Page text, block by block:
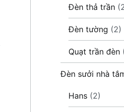
Đèn thả trần
Đèn tường (2)
Quạt trần đèn
Đèn sưởi nhà
Hans (2)